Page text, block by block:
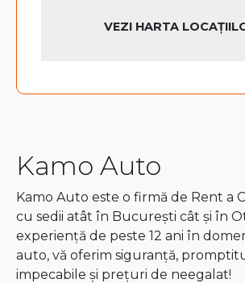
VEZI HARTA
Kamo Auto
Kamo Auto este o firmă de Rent a
cu sedii atât în București cât și în
experiență de peste 12 ani în
auto, vă oferim siguranță,
impecabile și prețuri de neegalat!